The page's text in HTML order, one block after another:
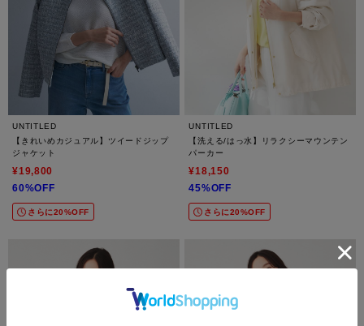
UNTITLED
【きれいめカジュアル】ツイードジップ
ジャケット
¥19,800
60%OFF
さらに20%OFF
UNTITLED
【洗える/はっ水】リラクシーマウンテン
パーカー
¥18,150
45%OFF
さらに20%OFF